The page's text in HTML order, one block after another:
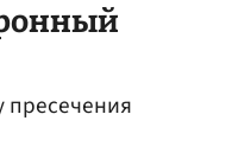
пресечения